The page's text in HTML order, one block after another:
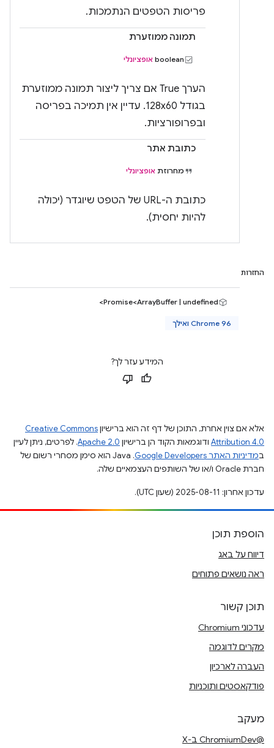
פריסות הטפטים הנתמכות.
תמונה ממוזערת
‫boolean אופציונלי
הערך True אם צריך ליצור תמונה ממוזערת
בגודל ‎128x60. עדיין אין תמיכה בפריסה
ובפרופורציות.
כתובת אתר
מחרוזת אופציונלי
כתובת ה-URL של הטפט שיוגדר (יכולה
להיות יחסית).
החזרות
Promise<ArrayBuffer | undefined>
Chrome 96 ואילך
המידע עזר לך?
אלא אם צוין אחרת, התוכן של דף זה הוא ברישיוןCreative Commons
Attribution 4.0 ודוגמאות הקוד הן ברישיון Apache 2.0. לפרטים, ניתן לעיין
במדיניות האתר Google Developers‏
.‏ Java הוא סימן מסחרי רשום של
חברת Oracle ו/או של השותפים העצמאיים שלה.
עדכון אחרון: 2025-08-11 (שעון UTC).
הוספת תוכן
דיווח על באג
ראה נושאים פתוחים
תוכן קשור
עדכוני Chromium
מקרים לדוגמה
העברה לארכיון
פודקאסטים ותוכניות
מעקב
@ChromiumDev ב-X